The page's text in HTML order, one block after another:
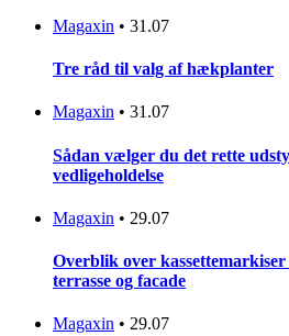
Magaxin • 31.07
Tre råd til valg af hækplanter
Magaxin • 31.07
Sådan vælger du det rette
vedligeholdelse
Magaxin • 29.07
Overblik over kassettemarkiser
terrasse og facade
Magaxin • 29.07